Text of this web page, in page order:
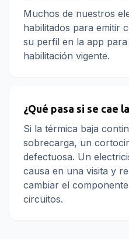
Muchos de nuestros
habilitados para emitir
su perfil en la app
habilitación vigente.
¿Qué pasa si se cae
Si la térmica baja
sobrecarga, un
defectuosa. Un
causa en una visita y
cambiar el
circuitos.